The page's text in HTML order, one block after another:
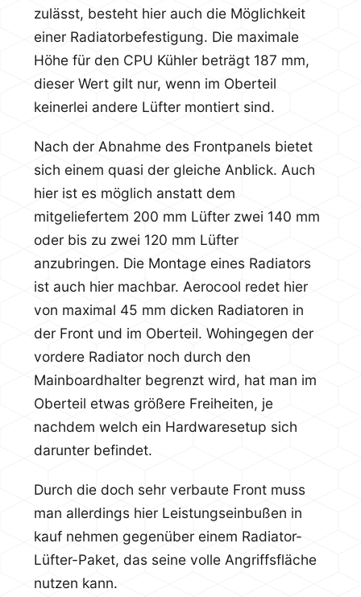
zulässt, besteht hier auch die Möglichkeit
einer Radiatorbefestigung. Die maximale
Höhe für den CPU Kühler beträgt 187 mm,
dieser Wert gilt nur, wenn im Oberteil
keinerlei andere Lüfter montiert sind.
Nach der Abnahme des Frontpanels bietet
sich einem quasi der gleiche Anblick. Auch
hier ist es möglich anstatt dem
mitgeliefertem 200 mm Lüfter zwei 140 mm
oder bis zu zwei 120 mm Lüfter
anzubringen. Die Montage eines Radiators
ist auch hier machbar. Aerocool redet hier
von maximal 45 mm dicken Radiatoren in
der Front und im Oberteil. Wohingegen der
vordere Radiator noch durch den
Mainboardhalter begrenzt wird, hat man im
Oberteil etwas größere Freiheiten, je
nachdem welch ein Hardwaresetup sich
darunter befindet.
Durch die doch sehr verbaute Front muss
man allerdings hier Leistungseinbußen in
kauf nehmen gegenüber einem Radiator-
Lüfter-Paket, das seine volle Angriffsfläche
nutzen kann.